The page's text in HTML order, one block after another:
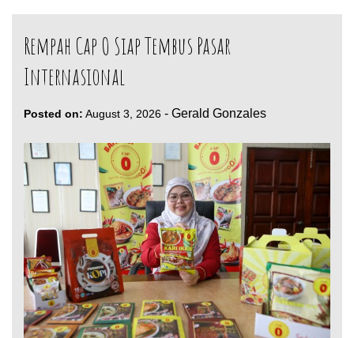
Rempah Cap O Siap Tembus Pasar
Internasional
Posted on: August 3, 2026 - Gerald Gonzales